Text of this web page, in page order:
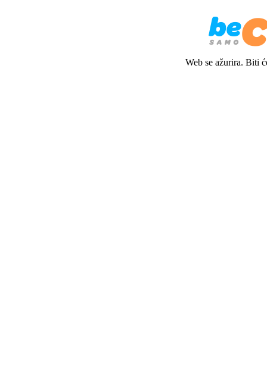
Web se ažurira. Biti